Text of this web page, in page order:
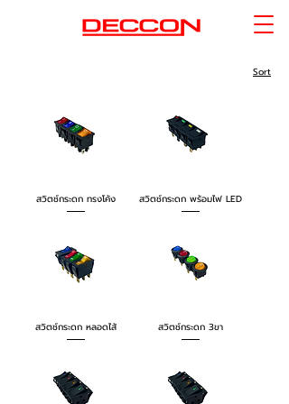
Sort
สวิตช์กระดก ทรงโค้ง สวิตช์กระดก พร้อมไฟ LED
สวิตช์กระดก หลอดไส้ สวิตช์กระดก 3ขา